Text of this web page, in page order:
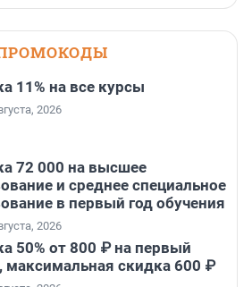
11% на все курсы
2026
72 000 на высшее
и среднее специальное
в первый год обучения
2026
50% от 800 ₽ на первый
максимальная скидка 600 ₽